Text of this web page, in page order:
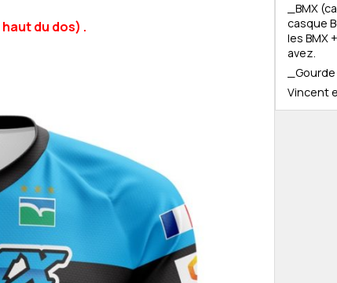
_BMX
casque
les BMX
avez.
_Gourde
Vincent
du dos) .